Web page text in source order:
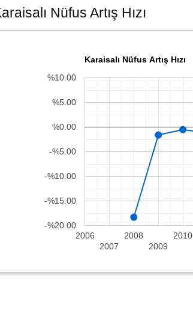
Nüfus Artış Hızı
Karaisalı Nüfus Artış Hızı
2006
2007
2008
2009
2010
-%20.00
-%15.00
-%10.00
-%5.00
%0.00
%5.00
%10.00